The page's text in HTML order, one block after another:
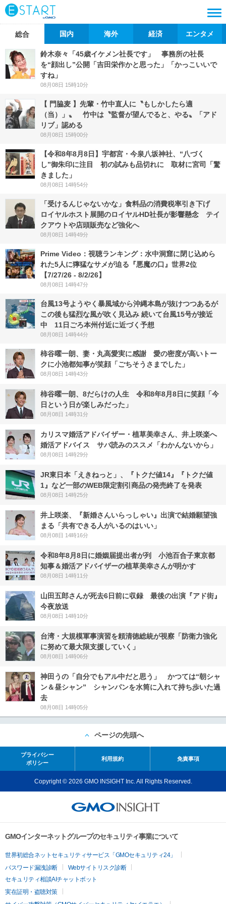
総合 国内 海外 経済 エンタメ
鈴木奈々「45歳イケメン社長です」 事務所の社長
を“顔出し”公開「吉田栄作かと思った」「かっこいいで
すね」
08月08日 15時10分
【 門脇麦 】先輩・竹中直人に〝もしかしたら適
（当）」〟 竹中は〝監督が望んでると、やる〟「アド
リブ」認める
08月08日 15時00分
【令和8年8月8日】宇都宮・今泉八坂神社、“八づく
し”御朱印に注目 初の試みも品切れに 取材に宮司「驚
きました」
08月08日 14時54分
「受けるんじゃないかな」食料品の消費税率引き下げ
ロイヤルホスト展開のロイヤルHD社長が影響懸念 テイ
クアウトや店頭販売など強化へ
08月08日 14時49分
Prime Video：視聴ランキング：水中洞窟に閉じ込めら
れた5人に獰猛なサメが迫る『悪魔の口』世界2位
【7/27/26 - 8/2/26】
08月08日 14時47分
台風13号ようやく暴風域から沖縄本島が抜けつつあるが
この後も猛烈な風が吹く見込み 続いて台風15号が接近
中 11日ごろ本州付近に近づく予想
08月08日 14時44分
柿谷曜一朗、妻・丸高愛実に感謝 愛の密度が高いトー
クに小池都知事が笑顔「ごちそうさまでした」
08月08日 14時43分
柿谷曜一朗、8だらけの人生 令和8年8月8日に笑顔「今
日という日が楽しみだった」
08月08日 14時31分
カリスマ婚活アドバイザー・植草美幸さん、井上咲楽へ
婚活アドバイス サバ読みのススメ「わかんないから」
08月08日 14時29分
JR東日本「えきねっと」、『トクだ値14』『トクだ値
1』など一部のWEB限定割引商品の発売終了を発表
08月08日 14時25分
井上咲楽、『新婚さんいらっしゃい』出演で結婚願望強
まる「共有できる人がいるのはいい」
08月08日 14時16分
令和8年8月8日に婚姻届提出者が列 小池百合子東京都
知事＆婚活アドバイザーの植草美幸さんが明かす
08月08日 14時11分
山田五郎さんが死去6日前に収録 最後の出演『アド街』
今夜放送
08月08日 14時10分
台湾・大規模軍事演習を頼清徳総統が視察「防衛力強化
に努めて最大限支援していく」
08月08日 14時06分
神田うの「自分でもアル中だと思う」 かつては“朝シャ
ン＆昼シャン” シャンパンを水筒に入れて持ち歩いた過
去
08月08日 14時05分
ページの先頭へ
プライバシー
ポリシー
利用規約 免責事項
Copyright © 2026 GMO INSIGHT Inc. All Rights Reserved.
GMOインターネットグループのセキュリティ事業について
世界初総合ネットセキュリティサービス「GMOセキュリティ24」
パスワード漏洩診断
Webサイトリスク診断
セキュリティ相談AIチャットボット
実在証明・盗聴対策